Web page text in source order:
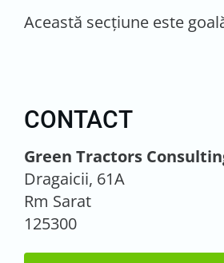
Această secţiune este
CONTACT
Green Tractors
Dragaicii, 61A
Rm Sarat
125300